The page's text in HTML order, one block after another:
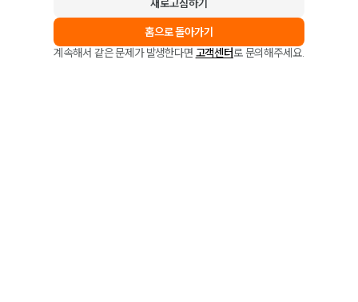
새로고침하기
홈으로 돌아가기
계속해서 같은 문제가 발생한다면 고객센터로 문의해주세요.